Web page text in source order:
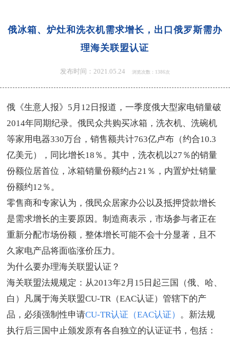
俄冰箱、炉灶和洗衣机需求增长，出口俄罗斯需办
理海关联盟认证
发布时间：2021.05.24 浏览次数：1386次
俄《生意人报》5月12日报道，一季度俄大型家电销量破
2014年同期纪录。俄民众共购买冰箱，洗衣机、洗碗机
等家用电器330万台，销售额共计763亿卢布（约合10.3
亿美元），同比增长18％。其中，洗衣机以27％的销量
份额位居首位，冰箱销量份额约占21％，内置炉灶销量
份额约12％。
零售商和专家认为，俄民众居家办公以及抵押贷款增长
是需求增长的主要原因。制造商表示，市场参与者正在
重新分配市场份额，整体增长可能不会十分显著，且不
久家电产品将面临涨价压力。
为什么要办理海关联盟认证？
海关联盟法规规定：从2013年2月15日起三国（俄、哈、
白）凡属于海关联盟CU-TR（EAC认证）管辖下的产
品，必须强制性申请CU-TR认证（EAC认证） 。新法规
执行后三国中止颁发原有各自独立的认证证书，包括：